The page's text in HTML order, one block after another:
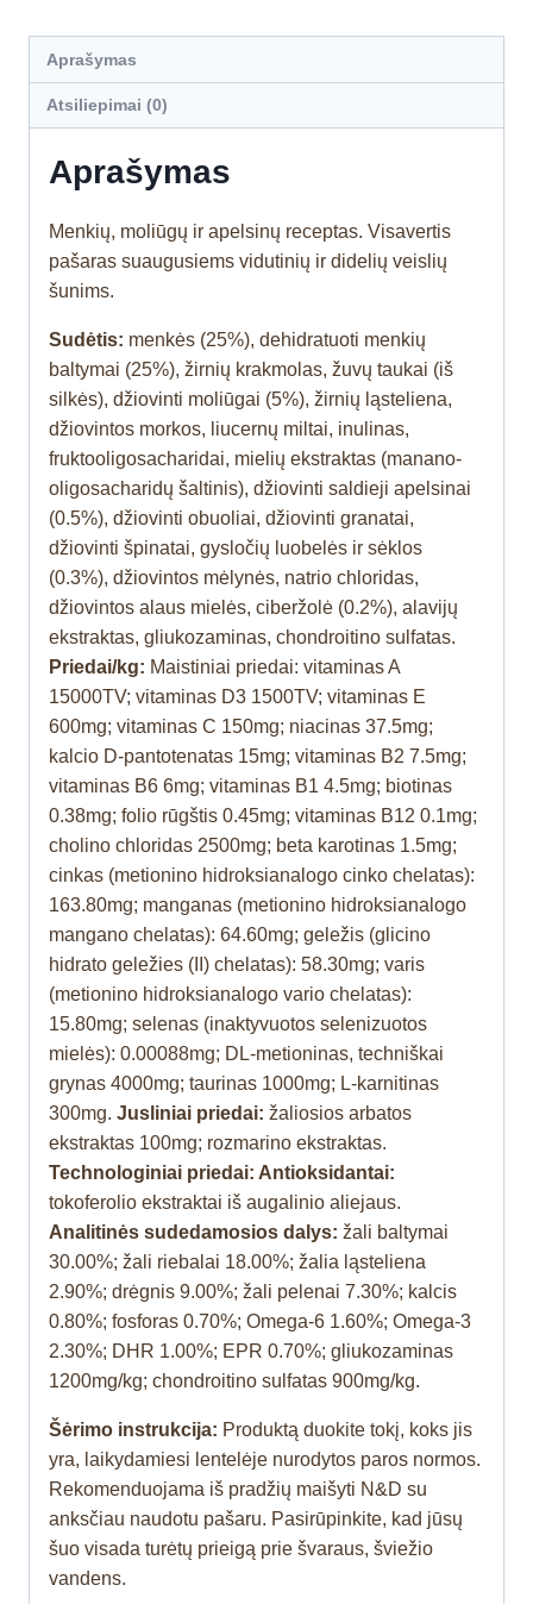
Aprašymas
Atsiliepimai (0)
Aprašymas
Menkių, moliūgų ir apelsinų receptas. Visavertis
pašaras suaugusiems vidutinių ir didelių veislių
šunims.
Sudėtis: menkės (25%), dehidratuoti menkių
baltymai (25%), žirnių krakmolas, žuvų taukai (iš
silkės), džiovinti moliūgai (5%), žirnių ląsteliena,
džiovintos morkos, liucernų miltai, inulinas,
fruktooligosacharidai, mielių ekstraktas (manano-
oligosacharidų šaltinis), džiovinti saldieji apelsinai
(0.5%), džiovinti obuoliai, džiovinti granatai,
džiovinti špinatai, gysločių luobelės ir sėklos
(0.3%), džiovintos mėlynės, natrio chloridas,
džiovintos alaus mielės, ciberžolė (0.2%), alavijų
ekstraktas, gliukozaminas, chondroitino sulfatas.
Priedai/kg: Maistiniai priedai: vitaminas A
15000TV; vitaminas D3 1500TV; vitaminas E
600mg; vitaminas C 150mg; niacinas 37.5mg;
kalcio D-pantotenatas 15mg; vitaminas B2 7.5mg;
vitaminas B6 6mg; vitaminas B1 4.5mg; biotinas
0.38mg; folio rūgštis 0.45mg; vitaminas B12 0.1mg;
cholino chloridas 2500mg; beta karotinas 1.5mg;
cinkas (metionino hidroksianalogo cinko chelatas):
163.80mg; manganas (metionino hidroksianalogo
mangano chelatas): 64.60mg; geležis (glicino
hidrato geležies (II) chelatas): 58.30mg; varis
(metionino hidroksianalogo vario chelatas):
15.80mg; selenas (inaktyvuotos selenizuotos
mielės): 0.00088mg; DL-metioninas, techniškai
grynas 4000mg; taurinas 1000mg; L-karnitinas
300mg. Jusliniai priedai: žaliosios arbatos
ekstraktas 100mg; rozmarino ekstraktas.
Technologiniai priedai: Antioksidantai:
tokoferolio ekstraktai iš augalinio aliejaus.
Analitinės sudedamosios dalys: žali baltymai
30.00%; žali riebalai 18.00%; žalia ląsteliena
2.90%; drėgnis 9.00%; žali pelenai 7.30%; kalcis
0.80%; fosforas 0.70%; Omega‐6 1.60%; Omega‐3
2.30%; DHR 1.00%; EPR 0.70%; gliukozaminas
1200mg/kg; chondroitino sulfatas 900mg/kg.
Šėrimo instrukcija: Produktą duokite tokį, koks jis
yra, laikydamiesi lentelėje nurodytos paros normos.
Rekomenduojama iš pradžių maišyti N&D su
anksčiau naudotu pašaru. Pasirūpinkite, kad jūsų
šuo visada turėtų prieigą prie švaraus, šviežio
vandens.